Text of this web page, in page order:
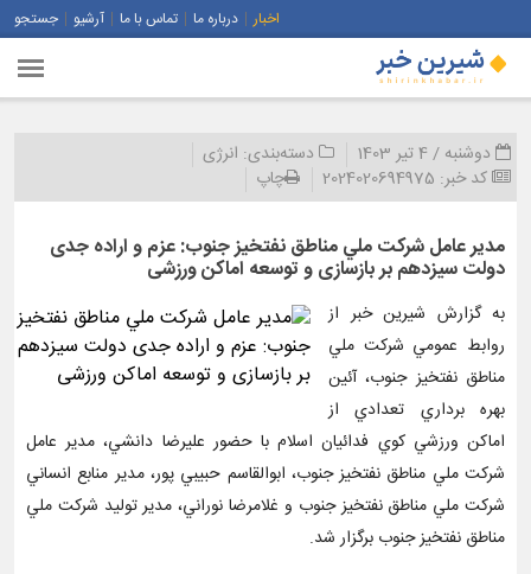
اخبار درباره ما تماس با ما آرشیو جستجو
دوشنبه / 4 تیر 1403 دسته‌بندی: انرژی
کد خبر: 2024020694975 چاپ
مدير عامل شركت ملي مناطق نفتخيز جنوب: عزم و اراده جدی
دولت سیزدهم بر بازسازی و توسعه اماكن ورزشی
به گزارش شیرین خبر از
روابط عمومي شركت ملي
مناطق نفتخيز جنوب، آئين
بهره برداري تعدادي از
اماكن ورزشي كوي فدائيان اسلام با حضور عليرضا دانشي، مدير عامل
شركت ملي مناطق نفتخيز جنوب، ابوالقاسم حبيبي پور، مدير منابع انساني
شركت ملي مناطق نفتخيز جنوب و غلامرضا نوراني، مدير توليد شركت ملي
مناطق نفتخيز جنوب برگزار شد.